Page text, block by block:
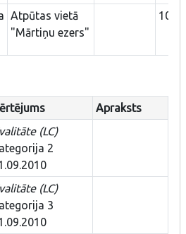
Atpūtas vietā
"Mārtiņu ezers"
100
Apraksts
(LC)
2
(LC)
3